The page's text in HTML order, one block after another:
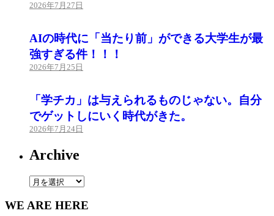
2026年7月27日
AIの時代に「当たり前」ができる大学生が最
強すぎる件！！！
2026年7月25日
「学チカ」は与えられるものじゃない。自分
でゲットしにいく時代がきた。
2026年7月24日
Archive
Archive
WE ARE HERE